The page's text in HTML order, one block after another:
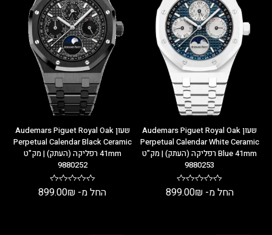
שעון Audemars Piguet Royal Oak
Perpetual Calendar White Ceramic
Blue 41mm רפליקה (העתק) | מק"ט
9880253
החל מ- 899.00₪
שעון Audemars Piguet Royal Oak
Perpetual Calendar Black Ceramic
41mm רפליקה (העתק) | מק"ט
9880252
החל מ- 899.00₪